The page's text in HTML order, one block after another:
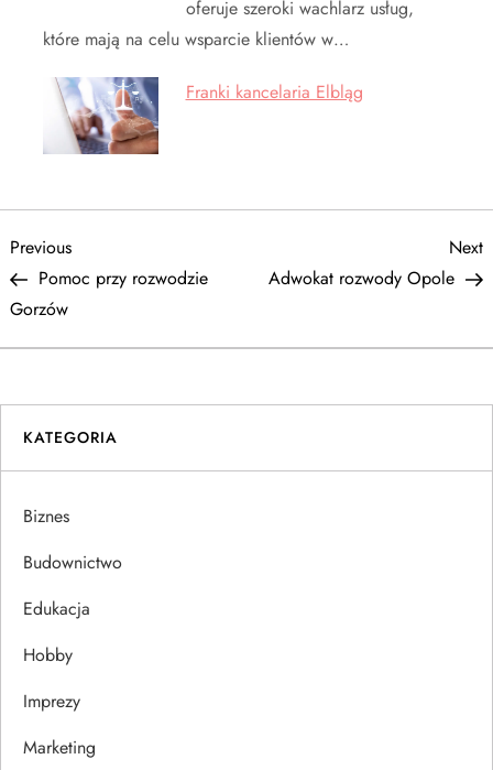
oferuje szeroki wachlarz usług,
które mają na celu wsparcie klientów w…
Franki kancelaria Elbląg
N
a
w
i
g
a
c
a
w
Previous
Post
Previous
Pomoc przy rozwodzie
Gorzów
Next
Adwokat rozwody Opole
KATEGORIA
Biznes
Budownictwo
Edukacja
Hobby
Imprezy
Marketing